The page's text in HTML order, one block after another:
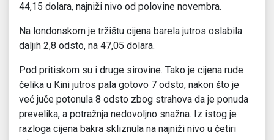
44,15 dolara, najniži nivo od polovine novembra.
Na londonskom je tržištu cijena barela jutros oslabila
daljih 2,8 odsto, na 47,05 dolara.
Pod pritiskom su i druge sirovine. Tako je cijena rude
čelika u Kini jutros pala gotovo 7 odsto, nakon što je
već juče potonula 8 odsto zbog strahova da je ponuda
prevelika, a potražnja nedovoljno snažna. Iz istog je
razloga cijena bakra skliznula na najniži nivo u četiri